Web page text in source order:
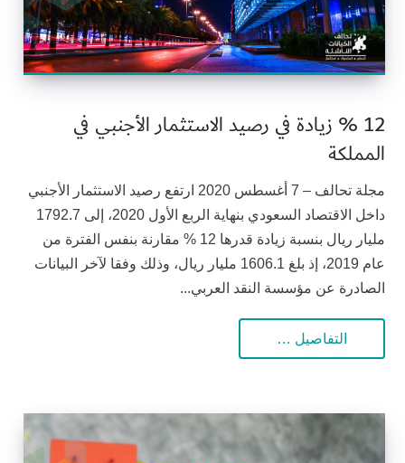
12 % زيادة في رصيد الاستثمار الأجنبي في
المملكة
مجلة تحالف – 7 أغسطس 2020 ارتفع رصيد الاستثمار الأجنبي
داخل الاقتصاد السعودي بنهاية الربع الأول 2020، إلى 1792.7
مليار ريال بنسبة زيادة قدرها 12 % مقارنة بنفس الفترة من
عام 2019، إذ بلغ 1606.1 مليار ريال، وذلك وفقا لآخر البيانات
الصادرة عن مؤسسة النقد العربي...
التفاصيل …